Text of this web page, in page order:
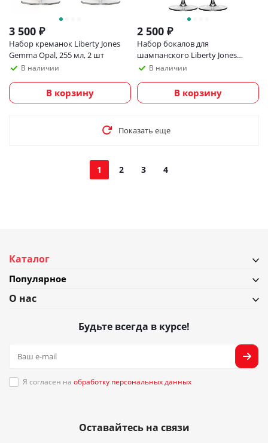
3 500 ₽
Набор креманок Liberty Jones
Gemma Opal, 255 мл, 2 шт
В наличии
В корзину
2 500 ₽
Набор бокалов для
шампанского Liberty Jones
Gemma Agate, 225 мл, 2 шт
В наличии
В корзину
Показать еще
1 2 3 4
Каталог
Популярное
О нас
Будьте всегда в курсе!
Я согласен на обработку персональных данных
Оставайтесь на связи